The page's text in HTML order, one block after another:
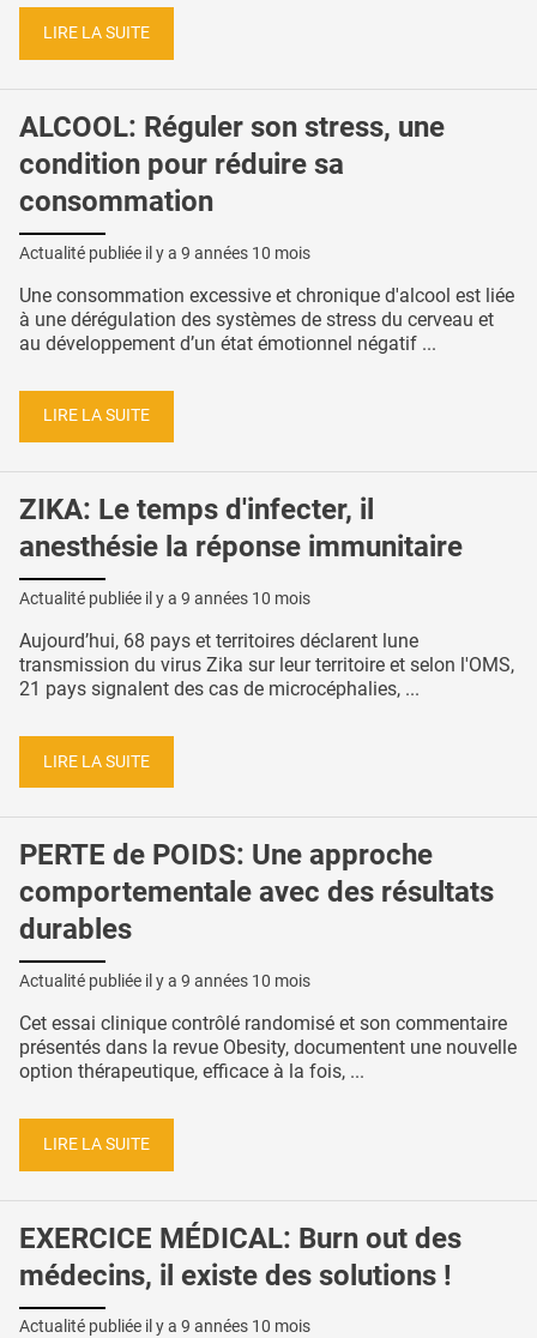
LIRE LA SUITE
ALCOOL: Réguler son stress, une
condition pour réduire sa
consommation
Actualité publiée il y a 9 années 10 mois
Une consommation excessive et chronique d'alcool est liée
à une dérégulation des systèmes de stress du cerveau et
au développement d’un état émotionnel négatif ...
LIRE LA SUITE
ZIKA: Le temps d'infecter, il
anesthésie la réponse immunitaire
Actualité publiée il y a 9 années 10 mois
Aujourd’hui, 68 pays et territoires déclarent lune
transmission du virus Zika sur leur territoire et selon l'OMS,
21 pays signalent des cas de microcéphalies, ...
LIRE LA SUITE
PERTE de POIDS: Une approche
comportementale avec des résultats
durables
Actualité publiée il y a 9 années 10 mois
Cet essai clinique contrôlé randomisé et son commentaire
présentés dans la revue Obesity, documentent une nouvelle
option thérapeutique, efficace à la fois, ...
LIRE LA SUITE
EXERCICE MÉDICAL: Burn out des
médecins, il existe des solutions !
Actualité publiée il y a 9 années 10 mois